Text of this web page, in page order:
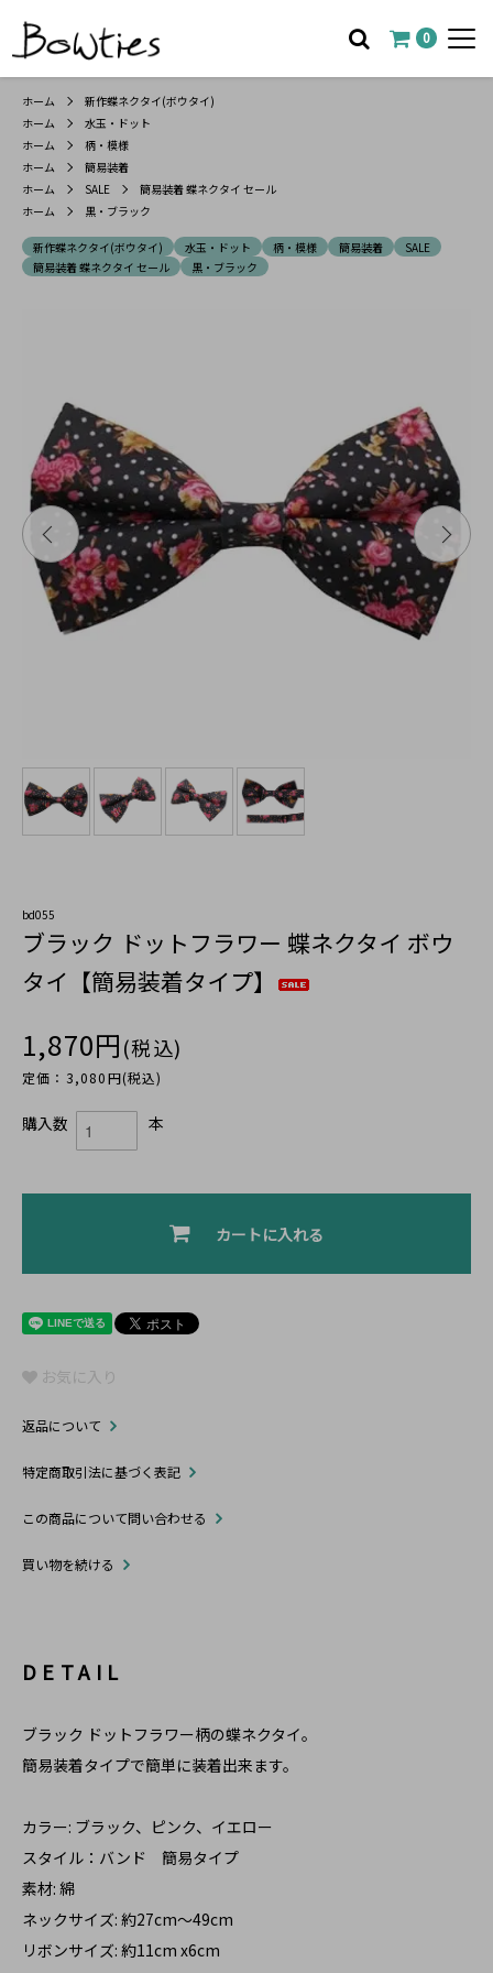
0
ホーム
新作蝶ネクタイ(ボウタイ)
ホーム
水玉・ドット
ホーム
柄・模様
ホーム
簡易装着
ホーム
SALE
簡易装着 蝶ネクタイ セール
ホーム
黒・ブラック
新作蝶ネクタイ(ボウタイ) 水玉・ドット 柄・模様 簡易装着
SALE
簡易装着 蝶ネクタイ セール
黒・ブラック
bd055
ブラック ドットフラワー 蝶ネクタイ ボウ
タイ【簡易装着タイプ】
1,870円(税込)
定価：3,080円(税込)
購入数 本
カートに入れる
お気に入り
返品について
特定商取引法に基づく表記
この商品について問い合わせる
買い物を続ける
DETAIL
ブラック ドットフラワー柄の蝶ネクタイ。
簡易装着タイプで簡単に装着出来ます。
カラー: ブラック、ピンク、イエロー
スタイル：バンド 簡易タイプ
素材: 綿
ネックサイズ: 約27cm～49cm
リボンサイズ: 約11cm x6cm